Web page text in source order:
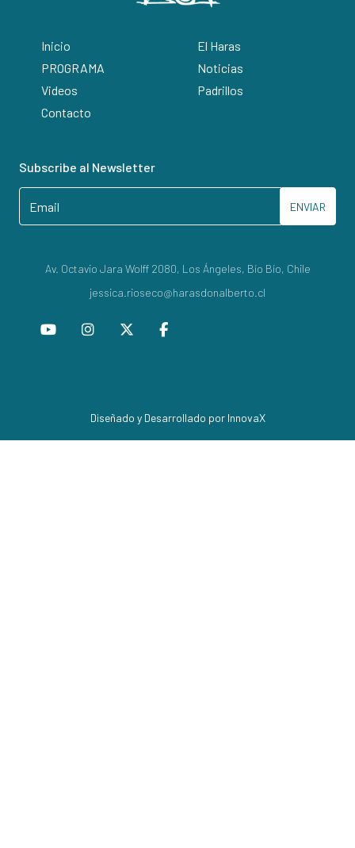
Inicio
El Haras
PROGRAMA
Noticias
Videos
Padrillos
Contacto
Subscribe al Newsletter
ENVIAR
Av. Octavio Jara Wolff 2080, Los Ángeles, Bío Bío, Chile
jessica.rioseco@harasdonalberto.cl
Diseñado y Desarrollado por InnovaX